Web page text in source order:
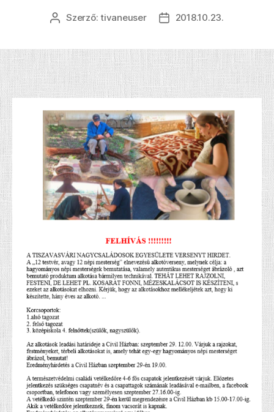
Bejegyzés
Szerző:tivaneuser
Bejegyzés
2018.10.23.